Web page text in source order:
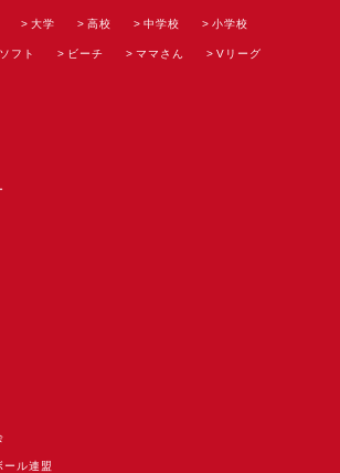
大学 高校 中学校 小学校
ソフト ビーチ ママさん Vリーグ
ール連盟